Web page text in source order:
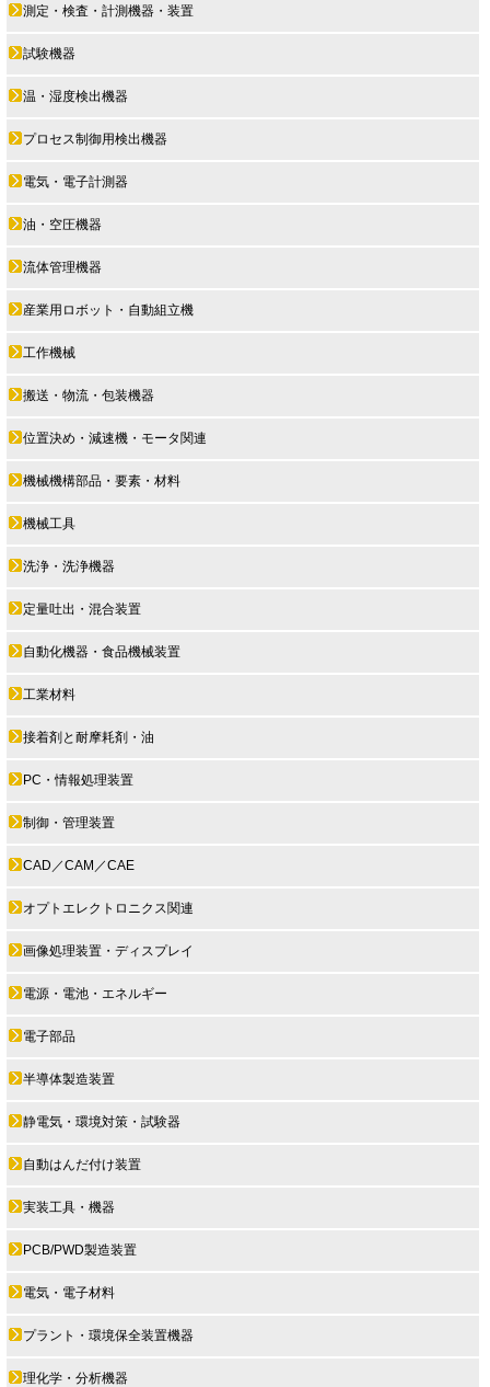
測定・検査・計測機器・装置
試験機器
温・湿度検出機器
プロセス制御用検出機器
電気・電子計測器
油・空圧機器
流体管理機器
産業用ロボット・自動組立機
工作機械
搬送・物流・包装機器
位置決め・減速機・モータ関連
機械機構部品・要素・材料
機械工具
洗浄・洗浄機器
定量吐出・混合装置
自動化機器・食品機械装置
工業材料
接着剤と耐摩耗剤・油
PC・情報処理装置
制御・管理装置
CAD／CAM／CAE
オプトエレクトロニクス関連
画像処理装置・ディスプレイ
電源・電池・エネルギー
電子部品
半導体製造装置
静電気・環境対策・試験器
自動はんだ付け装置
実装工具・機器
PCB/PWD製造装置
電気・電子材料
プラント・環境保全装置機器
理化学・分析機器